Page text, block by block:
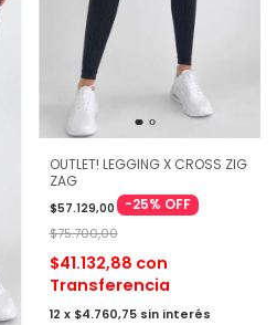
OUTLET! LEGGING X CROSS ZIG
ZAG
$57.129,00 -25% OFF
$75.700,00
$41.132,88 con
Transferencia
12 x $4.760,75 sin interés